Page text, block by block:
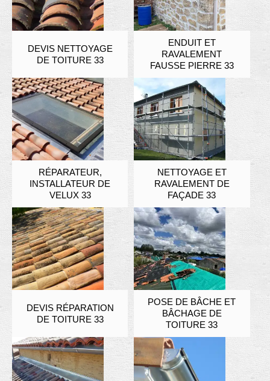
DEVIS NETTOYAGE
DE TOITURE 33
ENDUIT ET
RAVALEMENT
FAUSSE PIERRE 33
RÉPARATEUR,
INSTALLATEUR DE
VELUX 33
NETTOYAGE ET
RAVALEMENT DE
FAÇADE 33
DEVIS RÉPARATION
DE TOITURE 33
POSE DE BÂCHE ET
BÂCHAGE DE
TOITURE 33